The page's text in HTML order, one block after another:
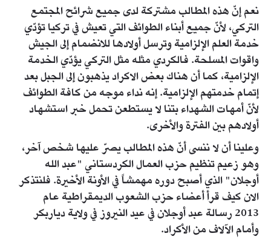
نعم إنّ هذه المطالب مشتركة لدى جميع شرائح المجتمع
التركي، لأنّ جميع أبناء الطوائف التي تعيش في تركيا تؤدّي
خدمة العلم الإلزامية وترسل أولادها للانضمام إلى الجيش
واقوات المسلحة. فالكردي مثله مثل التركي يؤدّي الخدمة
الإلزامية، كما أن هناك بعض الاكراد يذهبون إلى الجبل بعد
إتمام خدمتهم الإلزامية. إنه نداء موجه من كافة الطوائف
لأنّ أمهات الشهداء بتنا لا يستطعن تحمل خبر استشهاد
أولادهم بين الفترة والأخرى.
وعلينا أن لا ننسى أنّ هذه المطالب يصرّ عليها شخص آخر،
وهو زعيم تنظيم حزب العمال الكردستاني "عبد الله
أوجلان" الذي أصبح دوره مهمشاً في الأونة الأخيرة. فلنتذكر
الان كيف قرأ أعضاء حزب الشعوب الديمقراطية عام
2013 رسالة عبد أوجلان في عيد النيروز في ولاية دياربكر
وأمام الآلاف من الأكراد.